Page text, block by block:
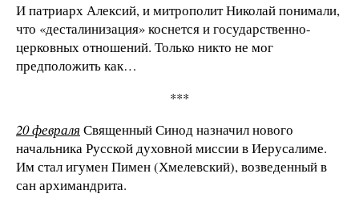
И патриарх Алексий, и митрополит Николай понимали,
что «десталинизация» коснется и государственно-
церковных отношений. Только никто не мог
предположить как…
***
20 февраля Священный Синод назначил нового
начальника Русской духовной миссии в Иерусалиме.
Им стал игумен Пимен (Хмелевский), возведенный в
сан архимандрита.